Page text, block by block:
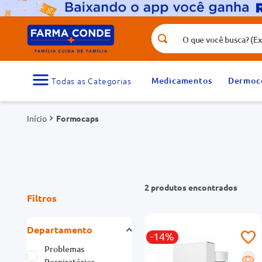
O que você busca? (Ex.: vitamina,
Medicamentos
Formocaps
Filtros
Departamento
Problemas
2 produtos
-14%
R
Termos mais buscados
1
medicamento